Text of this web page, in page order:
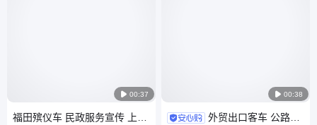
 00:37
福田殡仪车 民政服务宣传 上汽
 00:38
外贸出口客车 公路客